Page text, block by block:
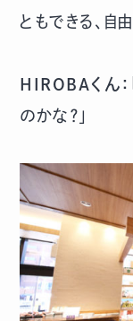
ともできる、自
HIROBAくん：
のかな？」